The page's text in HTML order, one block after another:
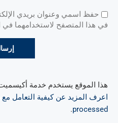
حفظ اسمي وعنوان بريدي
في هذا المتصفح لاستخدامهما في
هذا الموقع يستخدم خدمة
اعرف المزيد عن كيفية التعامل مع
processed
.